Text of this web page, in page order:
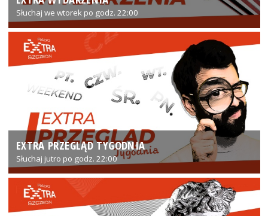
Słuchaj we wtorek po godz. 22:00
EXTRA PRZEGLĄD TYGODNIA
Słuchaj jutro po godz. 22:00